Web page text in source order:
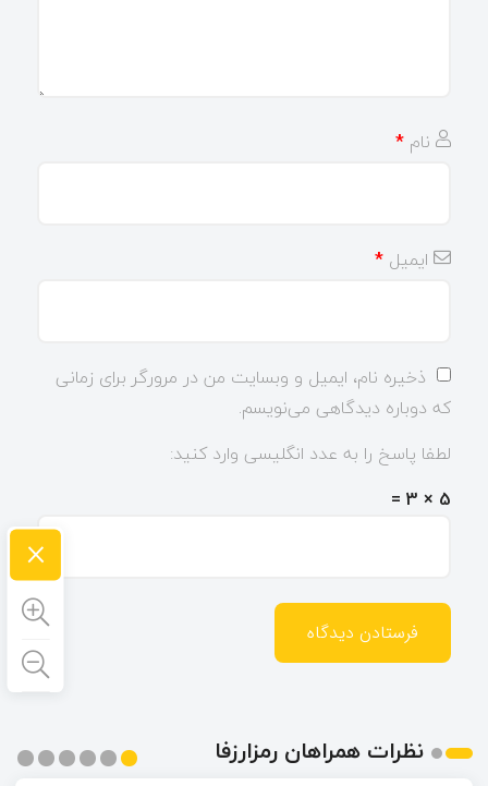
نام *
ایمیل *
ذخیره نام، ایمیل و وبسایت من در مرورگر برای زمانی
که دوباره دیدگاهی می‌نویسم.
لطفا پاسخ را به عدد انگلیسی وارد کنید:
5 × 3 =
نظرات همراهان رمزارزفا
×